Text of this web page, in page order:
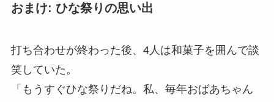
おまけ: ひな祭りの思い出
打ち合わせが終わった後、4人は和菓子を囲んで談
笑していた。
「もうすぐひな祭りだね。私、毎年おばあちゃん